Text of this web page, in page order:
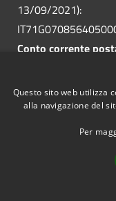
13/09/2021):
Conto corrente
Comune di Visco -
Questo sito web utilizza
alla navigazione del
Per